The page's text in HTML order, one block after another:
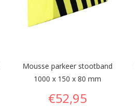
Mousse parkeer stootband
1000 x 150 x 80 mm
€52,95